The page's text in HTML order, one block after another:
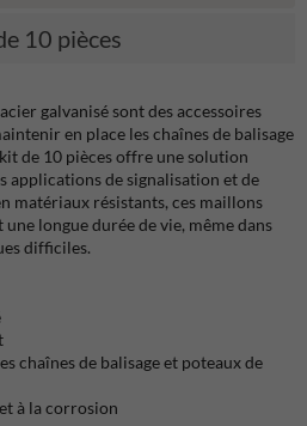
10 pièces
galvanisé sont des accessoires
en place les chaînes de balisage
de 10 pièces offre une solution
applications de signalisation et de
matériaux résistants, ces maillons
longue durée de vie, même dans
difficiles.
chaînes de balisage et poteaux de
à la corrosion